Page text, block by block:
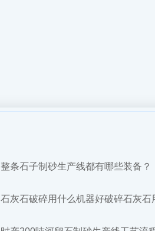
整条石子制砂生产线都有哪些装备？
石灰石破碎用什么机器好破碎石灰石